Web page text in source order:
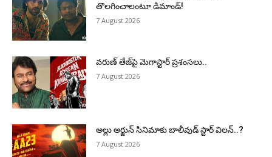
తొలగించాలంటూ డిమాండ్!
7 August 2026
వరుణ్ తేజ్‌పై మెగాస్టార్ ప్రశంసలు..
7 August 2026
అల్లు అర్జున్ సినిమాకు బాలీవుడ్ స్టార్ విలన్..?
7 August 2026